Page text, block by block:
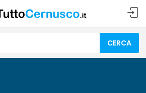
CERCA